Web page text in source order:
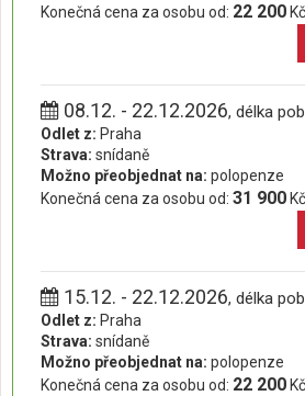
Konečná cena za osobu od: 22 200 Kč
08.12. - 22.12.2026, délka
Odlet z: Praha
Strava: snídaně
Možno přeobjednat na: polopenze
Konečná cena za osobu od: 31 900 Kč
15.12. - 22.12.2026, délka
Odlet z: Praha
Strava: snídaně
Možno přeobjednat na: polopenze
Konečná cena za osobu od: 22 200 Kč